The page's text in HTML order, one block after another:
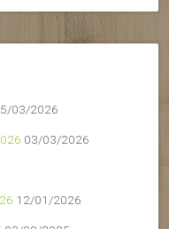
03/2026
03/03/2026
12/01/2026